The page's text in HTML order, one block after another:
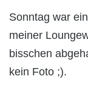
Sonntag war
meiner
bisschen
kein Foto ;).